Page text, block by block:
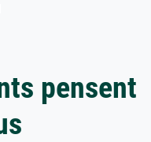
pensent